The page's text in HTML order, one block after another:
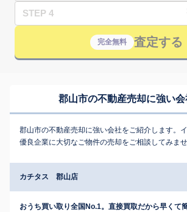
STEP 4
完全無料 査定する
郡山市の不動産売却に強い
郡山市の不動産売却に強い会社をご紹介します。
優良企業に大切なご物件の売却をご相談してみませ
カチタス 郡山店
おうち買い取り全国No.1。直接買取だから早くて